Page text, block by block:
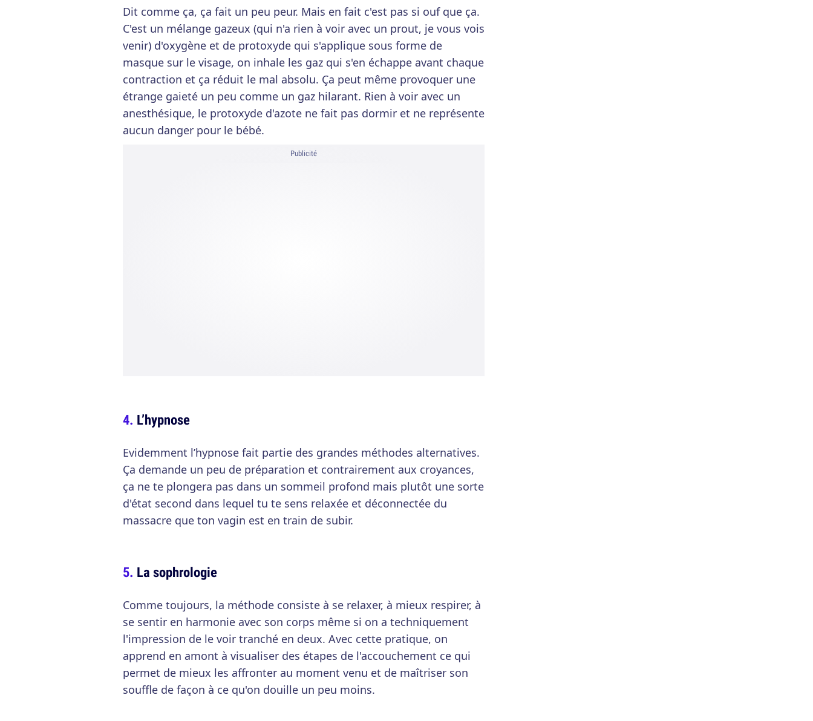
Dit comme ça, ça fait un peu peur. Mais en fait c'est pas si ouf que ça.
C'est un mélange gazeux (qui n'a rien à voir avec un prout, je vous vois
venir) d'oxygène et de protoxyde qui s'applique sous forme de
masque sur le visage, on inhale les gaz qui s'en échappe avant chaque
contraction et ça réduit le mal absolu. Ça peut même provoquer une
étrange gaieté un peu comme un gaz hilarant. Rien à voir avec un
anesthésique, le protoxyde d'azote ne fait pas dormir et ne représente
aucun danger pour le bébé.
Publicité
L’hypnose
Evidemment l’hypnose fait partie des grandes méthodes alternatives.
Ça demande un peu de préparation et contrairement aux croyances,
ça ne te plongera pas dans un sommeil profond mais plutôt une sorte
d'état second dans lequel tu te sens relaxée et déconnectée du
massacre que ton vagin est en train de subir.
La sophrologie
Comme toujours, la méthode consiste à se relaxer, à mieux respirer, à
se sentir en harmonie avec son corps même si on a techniquement
l'impression de le voir tranché en deux. Avec cette pratique, on
apprend en amont à visualiser des étapes de l'accouchement ce qui
permet de mieux les affronter au moment venu et de maîtriser son
souffle de façon à ce qu'on douille un peu moins.